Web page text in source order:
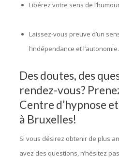
Libérez votre sens de
Laissez-vous preuve d’un
l’indépendance et l’autonomie.
Des doutes, des
rendez-vous?
Centre d’hypnose
à Bruxelles!
Si vous désirez obtenir de plus
avez des questions, n’hésitez